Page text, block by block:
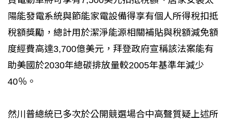
陽能發電系統與節能家電設備得享有個人所得稅扣抵
稅額獎勵，總計用於潔淨能源相關補貼與稅額減免額
度經費高達3,700億美元，拜登政府宣稱該法案能有
助美國於2030年總碳排放量較2005年基準年減少
40％。
然川普總統已多次於公開競選場合中高聲質疑上述所